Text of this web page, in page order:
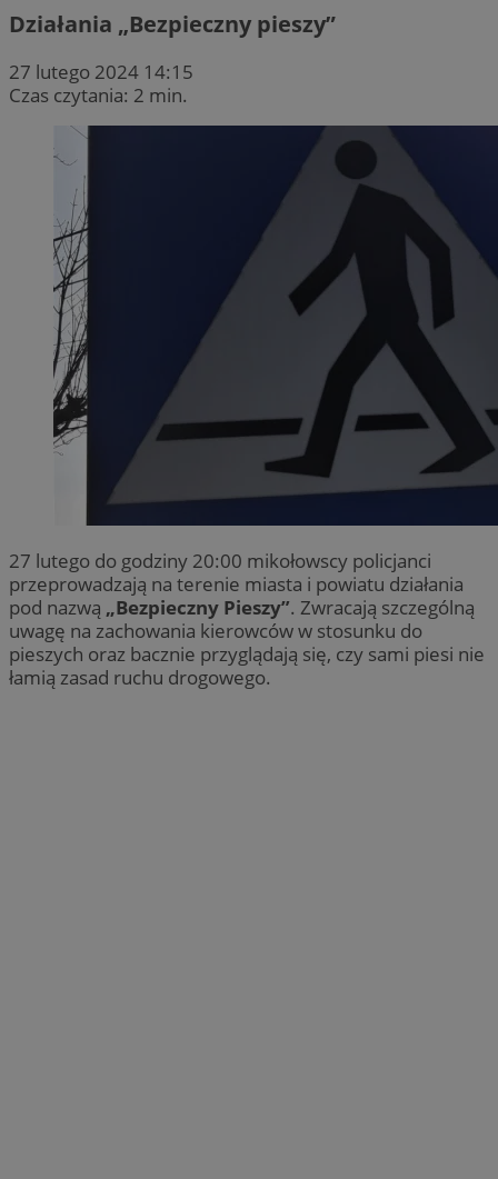
Działania „Bezpieczny pieszy”
27 lutego 2024 14:15
Czas czytania: 2 min.
27 lutego do godziny 20:00 mikołowscy policjanci
przeprowadzają na terenie miasta i powiatu działania
pod nazwą „Bezpieczny Pieszy”. Zwracają szczególną
uwagę na zachowania kierowców w stosunku do
pieszych oraz bacznie przyglądają się, czy sami piesi nie
łamią zasad ruchu drogowego.